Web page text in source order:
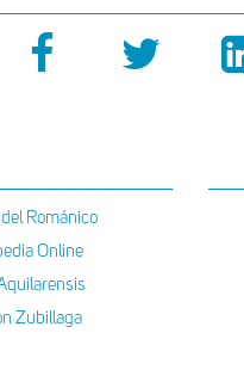
Románico
Online
Zubillaga